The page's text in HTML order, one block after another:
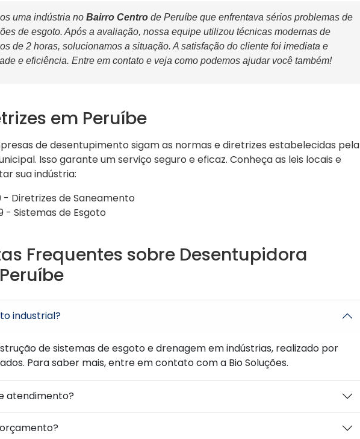
uma indústria no Bairro Centrode Peruíbe que enfrentava sérios problemas de
de esgoto. Após a avaliação, nossa equipe utilizou técnicas modernas de
de 2 horas, solucionamos a situação. A satisfação do cliente foi imediata e
e eficiência. Entre em contato e veja como podemos ajudar você também!
em Peruíbe
de desentupimento sigam as normas e diretrizes estabelecidas pela
Isso garante um serviço seguro e eficaz. Conheça as leis locais e
sua indústria:
- Diretrizes de Saneamento
- Sistemas de Esgoto
Frequentes sobre Desentupidora
industrial?
de sistemas de esgoto e drenagem em indústrias, realizado por
Para saber mais, entre em contato com a Bio Soluções.
atendimento?